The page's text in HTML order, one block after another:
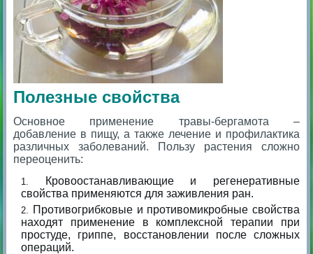
Полезные свойства
Основное применение травы-бергамота –
добавление в пищу, а также лечение и профилактика
различных заболеваний. Пользу растения сложно
переоценить:
Кровоостанавливающие и регенеративные
свойства применяются для заживления ран.
Противогрибковые и противомикробные свойства
находят применение в комплексной терапии при
простуде, гриппе, восстановлении после сложных
операций.